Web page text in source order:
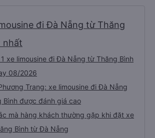
đi Đà Nẵng từ Thăng
nhất
xe limousine đi Đà Nẵng từ Thăng Bình
08/2026
Trang: xe limousine đi Đà Nẵng
Bình được đánh giá cao
mà hàng khách thường gặp khi đặt xe
Bình từ Đà Nẵng